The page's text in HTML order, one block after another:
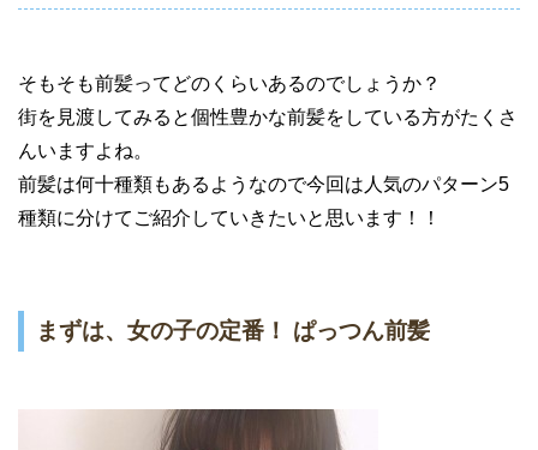
そもそも前髪ってどのくらいあるのでしょうか？
街を見渡してみると個性豊かな前髪をしている方がたくさ
んいますよね。
前髪は何十種類もあるようなので今回は人気のパターン5
種類に分けてご紹介していきたいと思います！！
まずは、女の子の定番！ ぱっつん前髪